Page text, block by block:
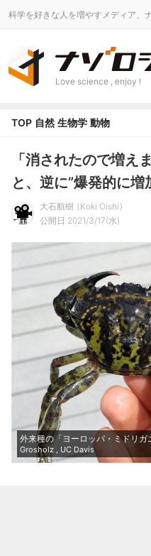
科学を好きな人を増やすメディア、
Love science , enjoy !
TOP 自然 生物学 動物
「消されたので増え
と、逆に”爆発的に増
大石航樹
Koki Oishi
公開日 2021/3/17(水)
外来種の「ヨーロッパ・ミドリガ
Grosholz , UC Davis